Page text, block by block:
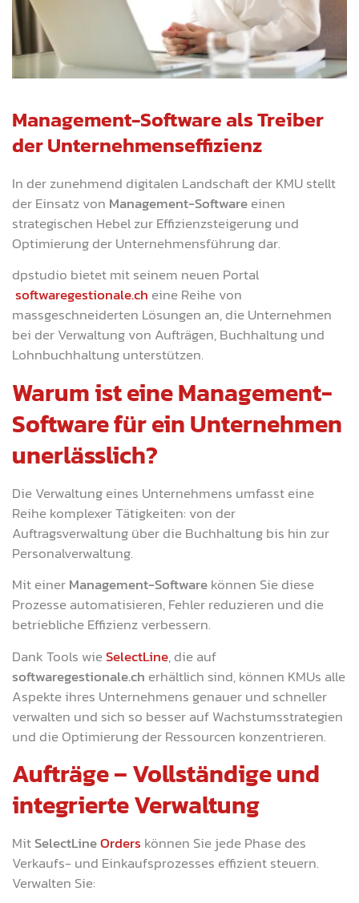
Management-Software als Treiber
der Unternehmenseffizienz
In der zunehmend digitalen Landschaft der KMU stellt
der Einsatz von Management-Softwareeinen
strategischen Hebel zur Effizienzsteigerung und
Optimierung der Unternehmensführung dar.
dpstudio bietet mit seinem neuen Portal
softwaregestionale.ch eine Reihe von
massgeschneiderten Lösungen an, die Unternehmen
bei der Verwaltung von Aufträgen, Buchhaltung und
Lohnbuchhaltung unterstützen.
Warum ist eine Management-
Software für ein Unternehmen
unerlässlich?
Die Verwaltung eines Unternehmens umfasst eine
Reihe komplexer Tätigkeiten: von der
Auftragsverwaltung über die Buchhaltung bis hin zur
Personalverwaltung.
Mit einerManagement-Softwarekönnen Sie diese
Prozesse automatisieren, Fehler reduzieren und die
betriebliche Effizienz verbessern.
Dank Tools wieSelectLine, die auf
softwaregestionale.ch erhältlich sind, können KMUs alle
Aspekte ihres Unternehmens genauer und schneller
verwalten und sich so besser auf Wachstumsstrategien
und die Optimierung der Ressourcen konzentrieren.
Aufträge – Vollständige und
integrierte Verwaltung
MitSelectLineOrders können Sie jede Phase des
Verkaufs- und Einkaufsprozesses effizient steuern.
Verwalten Sie: